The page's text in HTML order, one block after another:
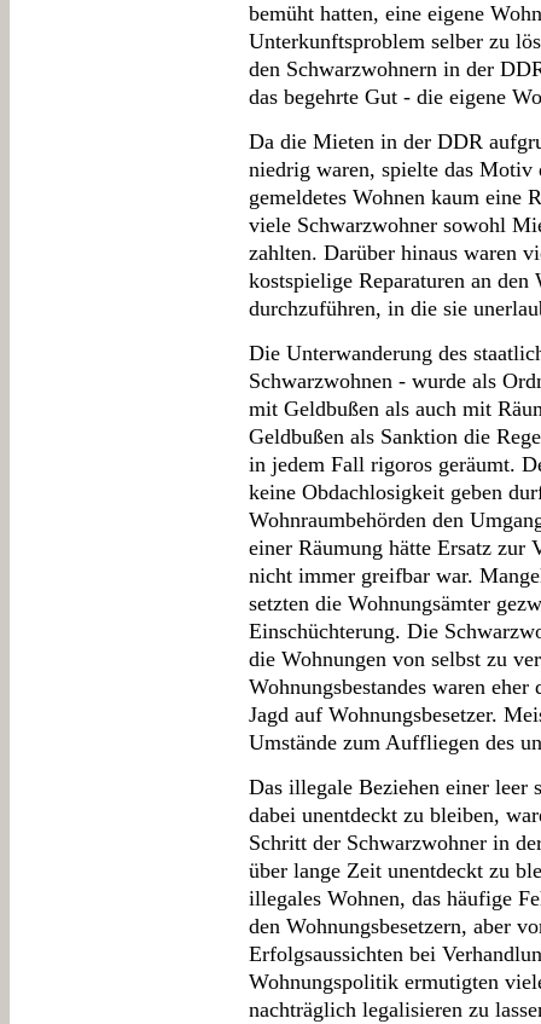
bemüht hatten, eine eigene
Unterkunftsproblem selber zu
den Schwarzwohnern in der
das begehrte Gut - die eigene
Da die Mieten in der DDR
niedrig waren, spielte das Motiv
gemeldetes Wohnen kaum eine
viele Schwarzwohner sowohl
zahlten. Darüber hinaus waren
kostspielige Reparaturen an den
durchzuführen, in die sie
Die Unterwanderung des
Schwarzwohnen - wurde als
mit Geldbußen als auch mit
Geldbußen als Sanktion die
in jedem Fall rigoros geräumt.
keine Obdachlosigkeit geben
Wohnraumbehörden den
einer Räumung hätte Ersatz zur
nicht immer greifbar war.
setzten die Wohnungsämter
Einschüchterung. Die
die Wohnungen von selbst zu
Wohnungsbestandes waren
Jagd auf Wohnungsbesetzer.
Umstände zum Auffliegen des
Das illegale Beziehen einer leer
dabei unentdeckt zu bleiben,
Schritt der Schwarzwohner in
über lange Zeit unentdeckt zu
illegales Wohnen, das häufige
den Wohnungsbesetzern, aber
Erfolgsaussichten bei
Wohnungspolitik ermutigten
nachträglich legalisieren zu